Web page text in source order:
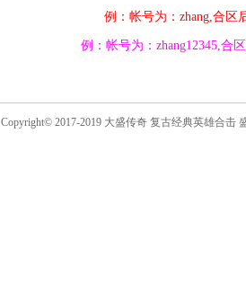
例：帐号为：zhang,合区
例：帐号为：zhang12345,合
Copyright© 2017-2019 大盛传奇 复古经典英雄合击